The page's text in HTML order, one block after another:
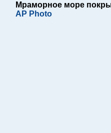
Мраморное море
AP Photo